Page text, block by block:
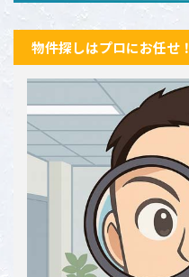
物件探しはプロにお任せ！